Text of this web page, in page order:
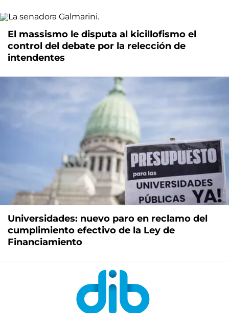
El massismo le disputa al kicillofismo el
control del debate por la relección de
intendentes
Universidades: nuevo paro en reclamo del
cumplimiento efectivo de la Ley de
Financiamiento